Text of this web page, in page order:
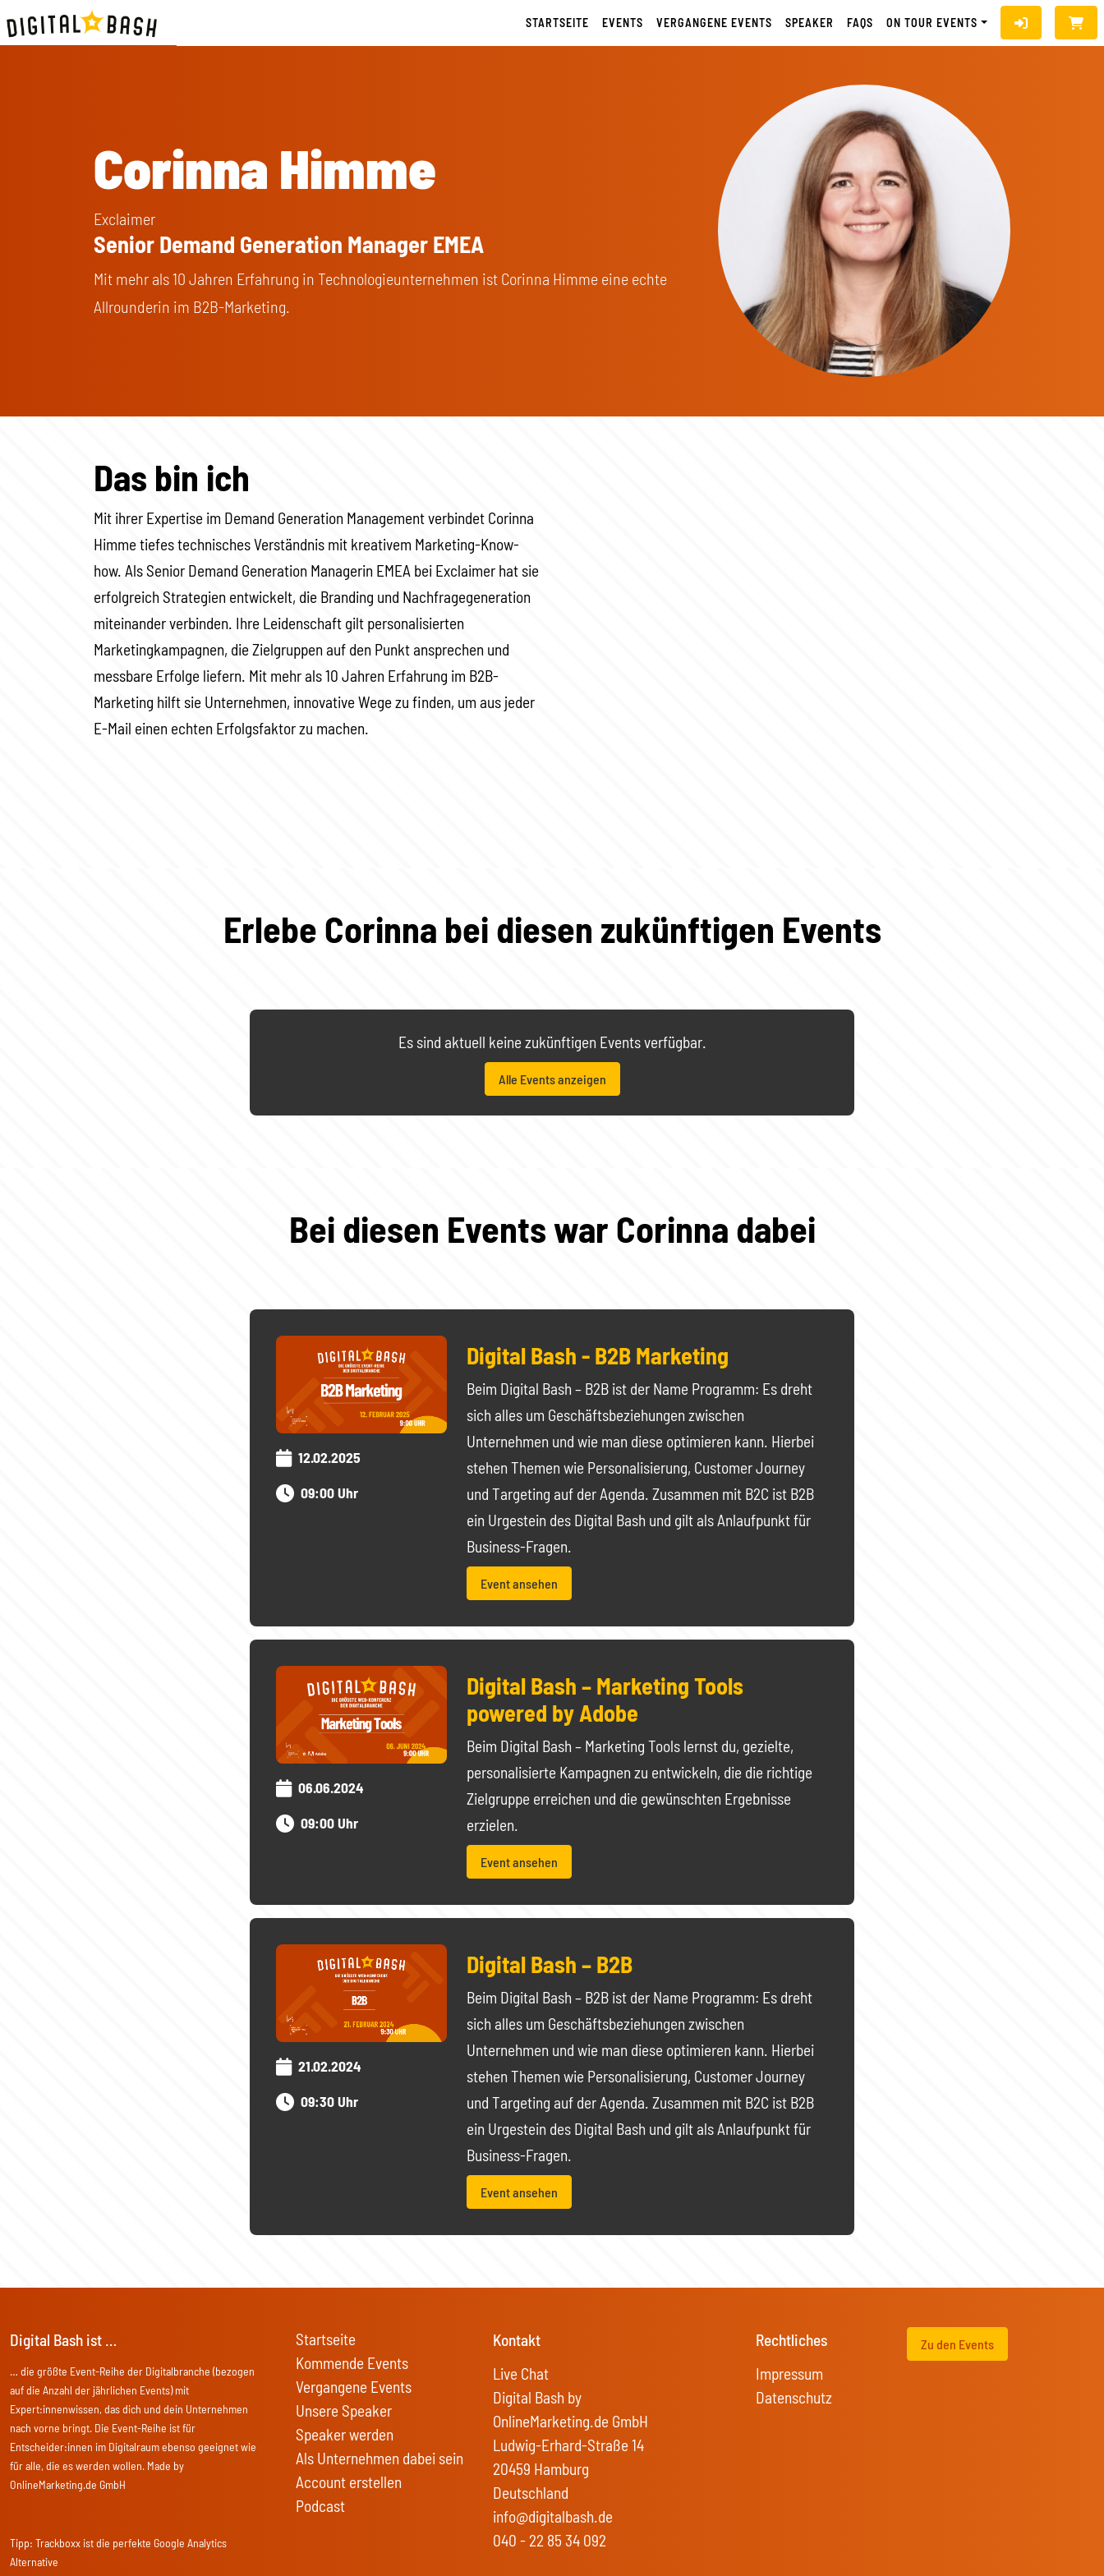
STARTSEITE EVENTS VERGANGENE EVENTS SPEAKER FAQS ON TOUR EVENTS
Corinna Himme
Exclaimer
Senior Demand Generation Manager EMEA
Mit mehr als 10 Jahren Erfahrung in Technologieunternehmen ist Corinna Himme eine echte
Allrounderin im B2B-Marketing.
Das bin ich
Mit ihrer Expertise im Demand Generation Management verbindet Corinna
Himme tiefes technisches Verständnis mit kreativem Marketing-Know-
how. Als Senior Demand Generation Managerin EMEA bei Exclaimer hat sie
erfolgreich Strategien entwickelt, die Branding und Nachfragegeneration
miteinander verbinden. Ihre Leidenschaft gilt personalisierten
Marketingkampagnen, die Zielgruppen auf den Punkt ansprechen und
messbare Erfolge liefern. Mit mehr als 10 Jahren Erfahrung im B2B-
Marketing hilft sie Unternehmen, innovative Wege zu finden, um aus jeder
E-Mail einen echten Erfolgsfaktor zu machen.
Erlebe Corinna bei diesen zukünftigen Events
Es sind aktuell keine zukünftigen Events verfügbar.
Alle Events anzeigen
Bei diesen Events war Corinna dabei
12.02.2025
09:00 Uhr
Digital Bash - B2B Marketing
Beim Digital Bash – B2B ist der Name Programm: Es dreht
sich alles um Geschäftsbeziehungen zwischen
Unternehmen und wie man diese optimieren kann. Hierbei
stehen Themen wie Personalisierung, Customer Journey
und Targeting auf der Agenda. Zusammen mit B2C ist B2B
ein Urgestein des Digital Bash und gilt als Anlaufpunkt für
Business-Fragen.
Event ansehen
06.06.2024
09:00 Uhr
Digital Bash – Marketing Tools
powered by Adobe
Beim Digital Bash – Marketing Tools lernst du, gezielte,
personalisierte Kampagnen zu entwickeln, die die richtige
Zielgruppe erreichen und die gewünschten Ergebnisse
erzielen.
Event ansehen
21.02.2024
09:30 Uhr
Digital Bash – B2B
Beim Digital Bash – B2B ist der Name Programm: Es dreht
sich alles um Geschäftsbeziehungen zwischen
Unternehmen und wie man diese optimieren kann. Hierbei
stehen Themen wie Personalisierung, Customer Journey
und Targeting auf der Agenda. Zusammen mit B2C ist B2B
ein Urgestein des Digital Bash und gilt als Anlaufpunkt für
Business-Fragen.
Event ansehen
Digital Bash ist …
… die größte Event-Reihe der Digitalbranche (bezogen
auf die Anzahl der jährlichen Events) mit
Expert:innenwissen, das dich und dein Unternehmen
nach vorne bringt. Die Event-Reihe ist für
Entscheider:innen im Digitalraum ebenso geeignet wie
für alle, die es werden wollen. Made by
OnlineMarketing.de GmbH
Tipp: Trackboxx ist die perfekte Google Analytics
Alternative
Startseite
Kommende Events
Vergangene Events
Unsere Speaker
Speaker werden
Als Unternehmen dabei sein
Account erstellen
Podcast
Kontakt
Live Chat
Digital Bash by
OnlineMarketing.de GmbH
Ludwig-Erhard-Straße 14
20459 Hamburg
Deutschland
info@digitalbash.de
040 - 22 85 34 092
Rechtliches
Impressum
Datenschutz
Zu den Events